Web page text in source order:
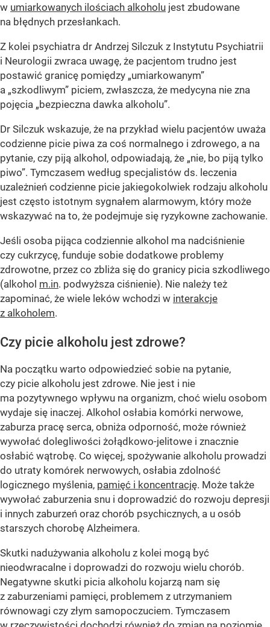
w umiarkowanych ilościach alkoholu jest zbudowane
na błędnych przesłankach.
Z kolei psychiatra dr Andrzej Silczuk z Instytutu Psychiatrii
i Neurologii zwraca uwagę, że pacjentom trudno jest
postawić granicę pomiędzy „umiarkowanym”
a „szkodliwym” piciem, zwłaszcza, że medycyna nie zna
pojęcia „bezpieczna dawka alkoholu”.
Dr Silczuk wskazuje, że na przykład wielu pacjentów uważa
codzienne picie piwa za coś normalnego i zdrowego, a na
pytanie, czy piją alkohol, odpowiadają, że „nie, bo piją tylko
piwo”. Tymczasem według specjalistów ds. leczenia
uzależnień codzienne picie jakiegokolwiek rodzaju alkoholu
jest często istotnym sygnałem alarmowym, który może
wskazywać na to, że podejmuje się ryzykowne zachowanie.
Jeśli osoba pijąca codziennie alkohol ma nadciśnienie
czy cukrzycę, funduje sobie dodatkowe problemy
zdrowotne, przez co zbliża się do granicy picia szkodliwego
(alkohol m.in. podwyższa ciśnienie). Nie należy też
zapominać, że wiele leków wchodzi w interakcje
z alkoholem.
Czy picie alkoholu jest zdrowe?
Na początku warto odpowiedzieć sobie na pytanie,
czy picie alkoholu jest zdrowe. Nie jest i nie
ma pozytywnego wpływu na organizm, choć wielu osobom
wydaje się inaczej. Alkohol osłabia komórki nerwowe,
zaburza pracę serca, obniża odporność, może również
wywołać dolegliwości żołądkowo-jelitowe i znacznie
osłabić wątrobę. Co więcej, spożywanie alkoholu prowadzi
do utraty komórek nerwowych, osłabia zdolność
logicznego myślenia, pamięć i koncentrację. Może także
wywołać zaburzenia snu i doprowadzić do rozwoju depresji
i innych zaburzeń oraz chorób psychicznych, a u osób
starszych chorobę Alzheimera.
Skutki nadużywania alkoholu z kolei mogą być
nieodwracalne i doprowadzi do rozwoju wielu chorób.
Negatywne skutki picia alkoholu kojarzą nam się
z zaburzeniami pamięci, problemem z utrzymaniem
równowagi czy złym samopoczuciem. Tymczasem